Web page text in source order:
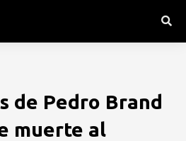
de Pedro Brand
muerte al